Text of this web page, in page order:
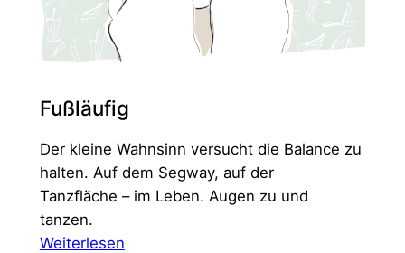
Fußläufig
Der kleine Wahnsinn versucht die Balance zu
halten. Auf dem Segway, auf der
Tanzfläche – im Leben. Augen zu und
tanzen.
Weiterlesen: